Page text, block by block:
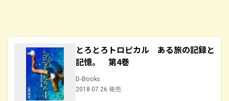
とろとろトロピカル ある旅の記録と
記憶。 第4巻
D-Books
2018.07.26 発売